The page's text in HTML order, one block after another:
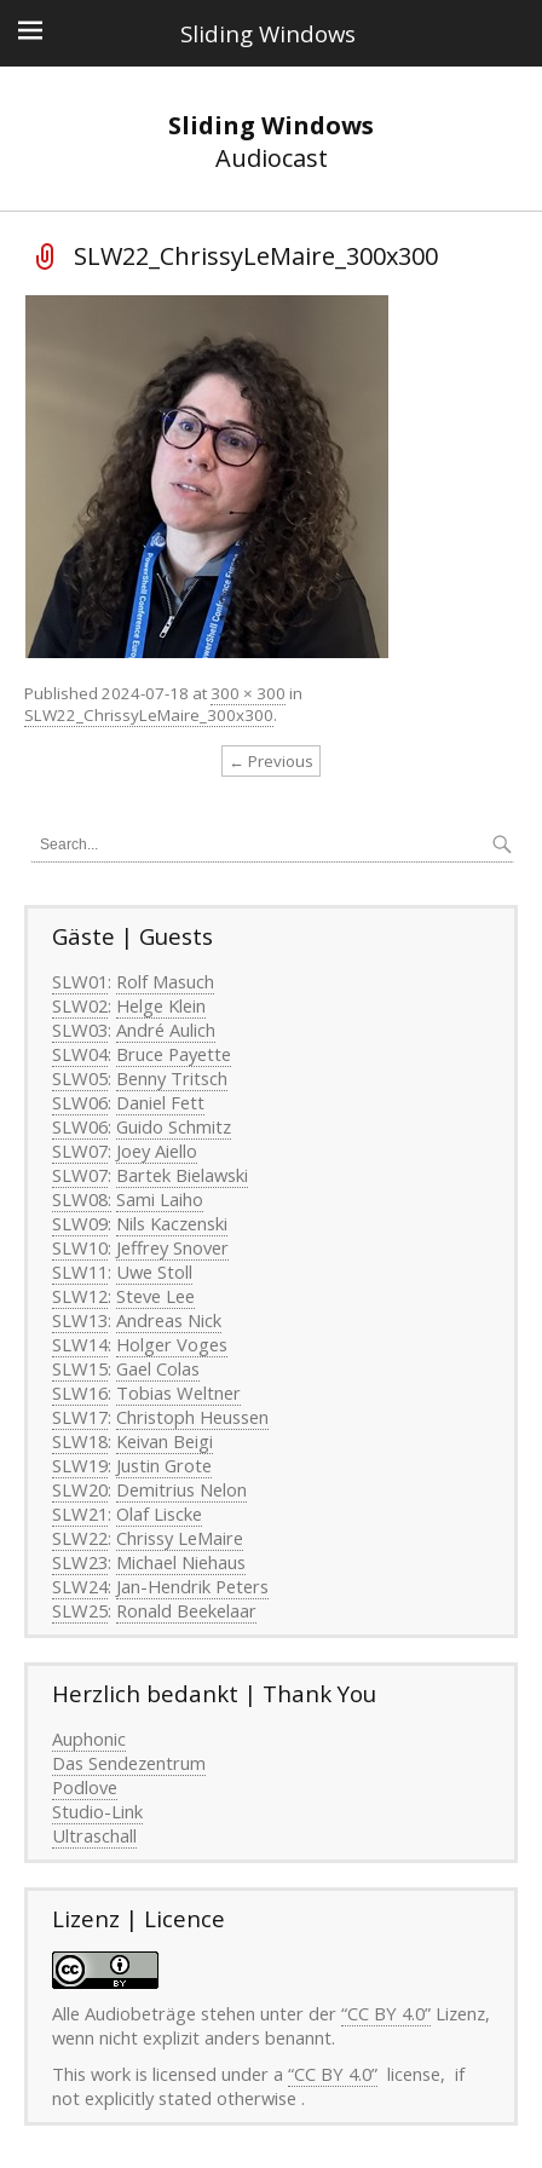
Sliding Windows
Sliding Windows
Audiocast
SLW22_ChrissyLeMaire_300x300
Published 2024-07-18 at 300 × 300 in
SLW22_ChrissyLeMaire_300x300.
← Previous
Gäste | Guests
SLW01 : Rolf Masuch
SLW02: Helge Klein
SLW03: André Aulich
SLW04: Bruce Payette
SLW05: Benny Tritsch
SLW06: Daniel Fett
SLW06: Guido Schmitz
SLW07: Joey Aiello
SLW07: Bartek Bielawski
SLW08: Sami Laiho
SLW09: Nils Kaczenski
SLW10: Jeffrey Snover
SLW11 : Uwe Stoll
SLW12: Steve Lee
SLW13: Andreas Nick
SLW14: Holger Voges
SLW15: Gael Colas
SLW16: Tobias Weltner
SLW17: Christoph Heussen
SLW18: Keivan Beigi
SLW19: Justin Grote
SLW20: Demitrius Nelon
SLW21 : Olaf Liscke
SLW22: Chrissy LeMaire
SLW23: Michael Niehaus
SLW24: Jan-Hendrik Peters
SLW25: Ronald Beekelaar
Herzlich bedankt | Thank You
Auphonic
Das Sendezentrum
Podlove
Studio-Link
Ultraschall
Lizenz | Licence
Alle Audiobeträge stehen unter der “CC BY 4.0” Lizenz,
wenn nicht explizit anders benannt.
This work is licensed under a “CC BY 4.0” license, if
not explicitly stated otherwise .